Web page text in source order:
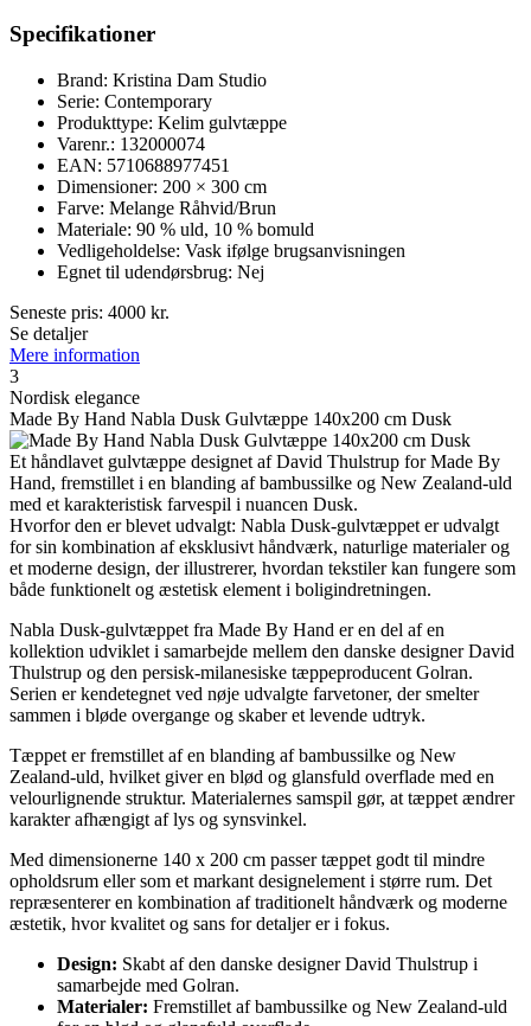
Specifikationer
Brand: Kristina Dam Studio
Serie: Contemporary
Produkttype: Kelim gulvtæppe
Varenr.: 132000074
EAN: 5710688977451
Dimensioner: 200 × 300 cm
Farve: Melange Råhvid/Brun
Materiale: 90 % uld, 10 % bomuld
Vedligeholdelse: Vask ifølge brugsanvisningen
Egnet til udendørsbrug: Nej
Seneste pris: 4000 kr.
Se detaljer
Mere information
3
Nordisk elegance
Made By Hand Nabla Dusk Gulvtæppe 140x200 cm Dusk
Et håndlavet gulvtæppe designet af David Thulstrup for Made By
Hand, fremstillet i en blanding af bambussilke og New Zealand-uld
med et karakteristisk farvespil i nuancen Dusk.
Hvorfor den er blevet udvalgt: Nabla Dusk-gulvtæppet er udvalgt
for sin kombination af eksklusivt håndværk, naturlige materialer og
et moderne design, der illustrerer, hvordan tekstiler kan fungere som
både funktionelt og æstetisk element i boligindretningen.
Nabla Dusk-gulvtæppet fra Made By Hand er en del af en
kollektion udviklet i samarbejde mellem den danske designer David
Thulstrup og den persisk-milanesiske tæppeproducent Golran.
Serien er kendetegnet ved nøje udvalgte farvetoner, der smelter
sammen i bløde overgange og skaber et levende udtryk.
Tæppet er fremstillet af en blanding af bambussilke og New
Zealand-uld, hvilket giver en blød og glansfuld overflade med en
velourlignende struktur. Materialernes samspil gør, at tæppet ændrer
karakter afhængigt af lys og synsvinkel.
Med dimensionerne 140 x 200 cm passer tæppet godt til mindre
opholdsrum eller som et markant designelement i større rum. Det
repræsenterer en kombination af traditionelt håndværk og moderne
æstetik, hvor kvalitet og sans for detaljer er i fokus.
Design: Skabt af den danske designer David Thulstrup i
samarbejde med Golran.
Materialer: Fremstillet af bambussilke og New Zealand-uld